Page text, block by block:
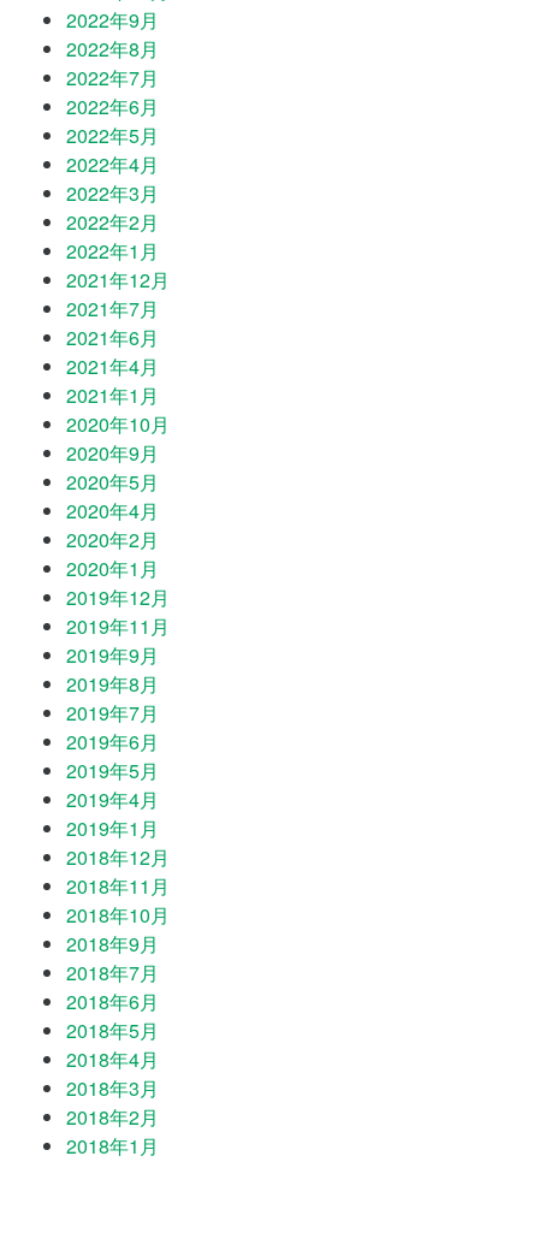
2022年9月
2022年8月
2022年7月
2022年6月
2022年5月
2022年4月
2022年3月
2022年2月
2022年1月
2021年12月
2021年7月
2021年6月
2021年4月
2021年1月
2020年10月
2020年9月
2020年5月
2020年4月
2020年2月
2020年1月
2019年12月
2019年11月
2019年9月
2019年8月
2019年7月
2019年6月
2019年5月
2019年4月
2019年1月
2018年12月
2018年11月
2018年10月
2018年9月
2018年7月
2018年6月
2018年5月
2018年4月
2018年3月
2018年2月
2018年1月